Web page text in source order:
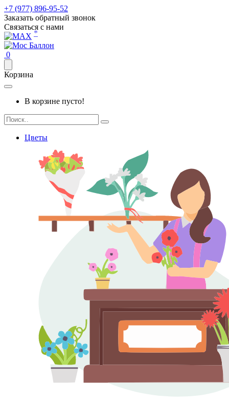
+7 (977) 896-95-52
Заказать обратный звонок
Связаться с нами
*
0
Корзина
В корзине пусто!
Цветы